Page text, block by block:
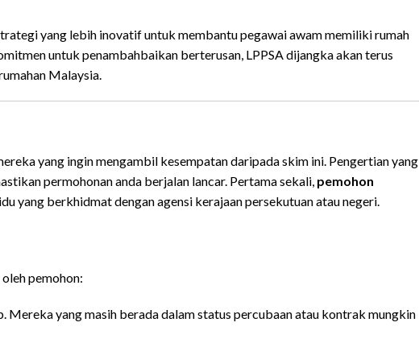
yang lebih inovatif untuk membantu pegawai awam memiliki rumah
untuk penambahbaikan berterusan, LPPSA dijangka akan terus
Malaysia.
yang ingin mengambil kesempatan daripada skim ini. Pengertian yang
permohonan anda berjalan lancar. Pertama sekali, pemohon
yang berkhidmat dengan agensi kerajaan persekutuan atau negeri.
pemohon:
Mereka yang masih berada dalam status percubaan atau kontrak mungkin